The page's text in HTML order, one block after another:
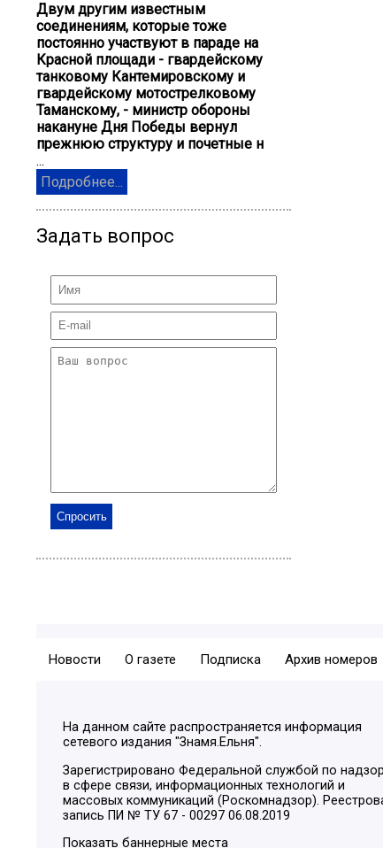
Двум другим известным
соединениям, которые тоже
постоянно участвуют в параде на
Красной площади - гвардейскому
танковому Кантемировскому и
гвардейскому мотострелковому
Таманскому, - министр обороны
накануне Дня Победы вернул
прежнюю структуру и почетные н
...
Подробнее...
Задать вопрос
Новости О газете Подписка Архив номеров
На данном сайте распространяется информация
сетевого издания "Знамя.Ельня".
Зарегистрировано Федеральной службой по
в сфере связи, информационных технологий и
массовых коммуникаций (Роскомнадзор).
запись ПИ № ТУ 67 - 00297 06.08.2019
Показать баннерные места